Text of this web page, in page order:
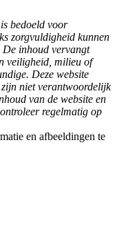
bedoeld voor
zorgvuldigheid kunnen
De inhoud vervangt
veiligheid, milieu of
Deze website
niet verantwoordelijk
van de website en
regelmatig op
en afbeeldingen te